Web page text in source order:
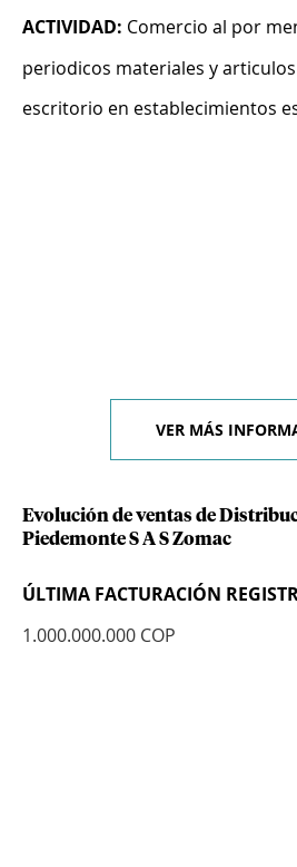
ACTIVIDAD: Comercio al por
periodicos materiales y
escritorio en establecimientos
VER MÁS
Evolución de ventas de
Piedemonte S A S Zomac
ÚLTIMA FACTURACIÓN
1.000.000.000 COP